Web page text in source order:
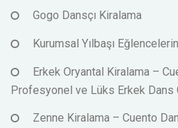
Gogo Dansçı Kiralama
Kurumsal Yılbaşı
Erkek Oryantal Kiralama –
Profesyonel ve Lüks Erkek Dans
Zenne Kiralama – Cuento